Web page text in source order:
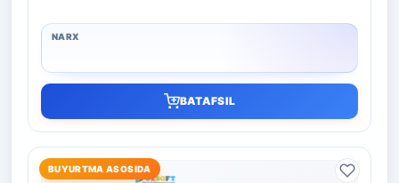
BATAFSIL
BUYURTMA ASOSIDA